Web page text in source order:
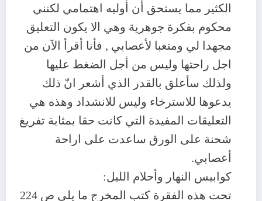
الكثير مما يستحق أن أوليه اهتمامي لكنني
محكوم بفكرة جوهرية وهي الا يكون التعليق
مجهدا لي ومتعبا لأعصابي , فأنا أقرأ الآن من
اجل راحتها وليس من أجل الضغط عليها
ولذلك سأعلق بالقدر الذي أشعر انّ ذلك
يدعوها للاسترخاء وليس للانشداد وهذه هي
التعليقات المفيدة التي كانت حقا بمثابة تفريغ
شحنة على الورق ساعدت على اراحة
أعصابي.
كوابيس النهار وأحلام الليل:
تحت هذه الفقرة كتب المخرج ما يلي ص 224